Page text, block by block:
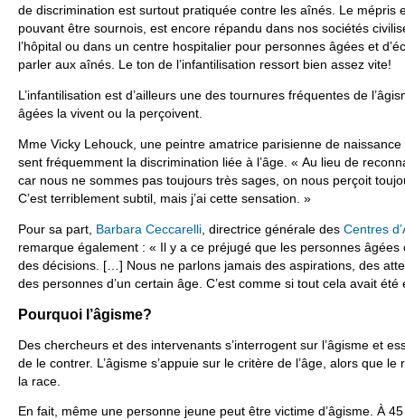
de discrimination est surtout pratiquée contre les aînés. Le mépris
pouvant être sournois, est encore répandu dans nos sociétés
l’hôpital ou dans un centre hospitalier pour personnes âgées et
parler aux aînés. Le ton de l’infantilisation ressort bien assez vite!
L’infantilisation est d’ailleurs une des tournures fréquentes de
âgées la vivent ou la perçoivent.
Mme Vicky Lehouck, une peintre amatrice parisienne de
sent fréquemment la discrimination liée à l’âge. « Au lieu de
car nous ne sommes pas toujours très sages, on nous perçoit
C’est terriblement subtil, mais j’ai cette sensation. »
Pour sa part, Barbara Ceccarelli , directrice générale des Centres
remarque également : « Il y a ce préjugé que les personnes
des décisions. […] Nous ne parlons jamais des aspirations, des
des personnes d’un certain âge. C’est comme si tout cela avait été
Pourquoi l’âgisme?
Des chercheurs et des intervenants s’interrogent sur l’âgisme et
de le contrer. L’âgisme s’appuie sur le critère de l’âge, alors que
la race.
En fait, même une personne jeune peut être victime d’âgisme. À